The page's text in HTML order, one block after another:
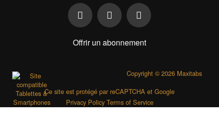
Offrir un abonnement
Copyright © 2026 Maxitabs
Ce site est protégé par reCAPTCHA et Google
Privacy Policy Terms of Service